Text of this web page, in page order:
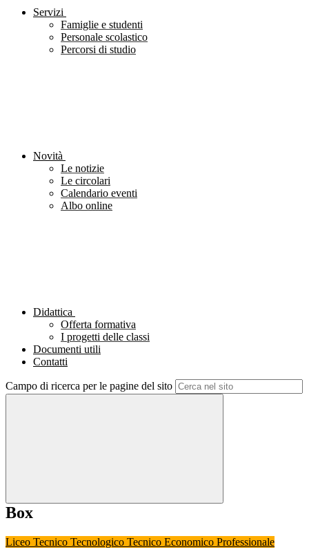
Servizi
Famiglie e studenti
Personale scolastico
Percorsi di studio
Novità
Le notizie
Le circolari
Calendario eventi
Albo online
Didattica
Offerta formativa
I progetti delle classi
Documenti utili
Contatti
Campo di ricerca per le pagine del sito
Box
Liceo Tecnico Tecnologico Tecnico Economico Professionale